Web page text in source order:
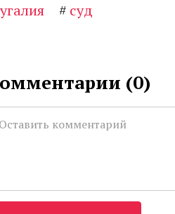
# суд
(0)